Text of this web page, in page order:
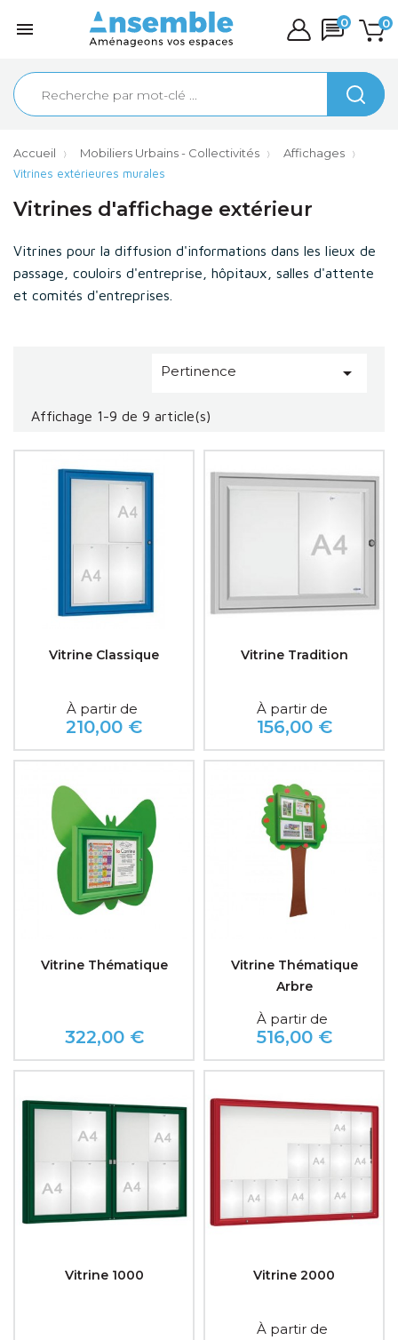
 0
0
Accueil Mobiliers Urbains - Collectivités
Affichages
Vitrines extérieures murales
Vitrines d'affichage extérieur
Vitrines pour la diffusion d'informations dans les lieux de
passage, couloirs d'entreprise, hôpitaux, salles d'attente
et comités d'entreprises.
Pertinence 
Affichage 1-9 de 9 article(s)
Vitrine Classique
Prix
À partir de
210,00 €
Vitrine Tradition
Prix
À partir de
156,00 €
Vitrine Thématique
Prix
322,00 €
Vitrine Thématique
Arbre
Prix
À partir de
516,00 €
Vitrine 1000 Vitrine 2000
À partir de